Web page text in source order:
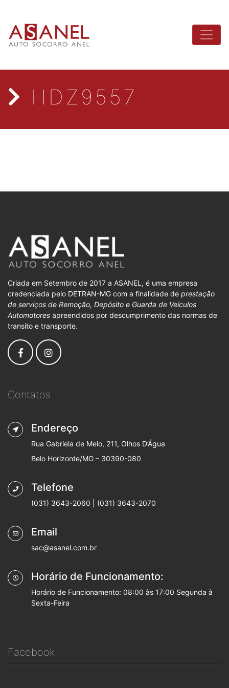
HDZ9557
Criada em Setembro de 2017 a ASANEL, é uma empresa
credenciada pelo DETRAN-MG com a finalidade de prestação
de serviços de Remoção, Depósito e Guarda de Veículos
Automotores apreendidos por descumprimento das normas de
transito e transporte.
Contatos
Endereço
Rua Gabriela de Melo, 211, Olhos D’Água
Belo Horizonte/MG – 30390-080
Telefone
(031) 3643-2060 | (031) 3643-2070
Email
sac@asanel.com.br
Horário de Funcionamento:
Horário de Funcionamento: 08:00 às 17:00 Segunda à
Sexta-Feira
Facebook